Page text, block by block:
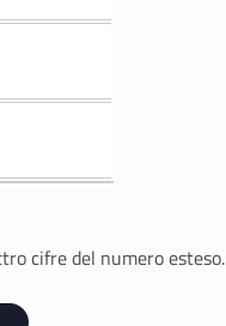
cifre del numero esteso.